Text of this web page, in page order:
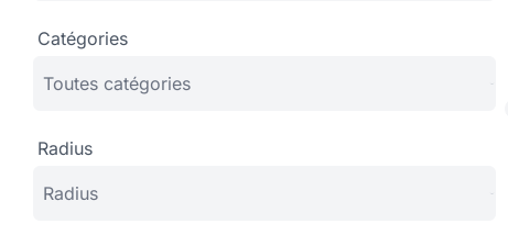
Catégories
Radius